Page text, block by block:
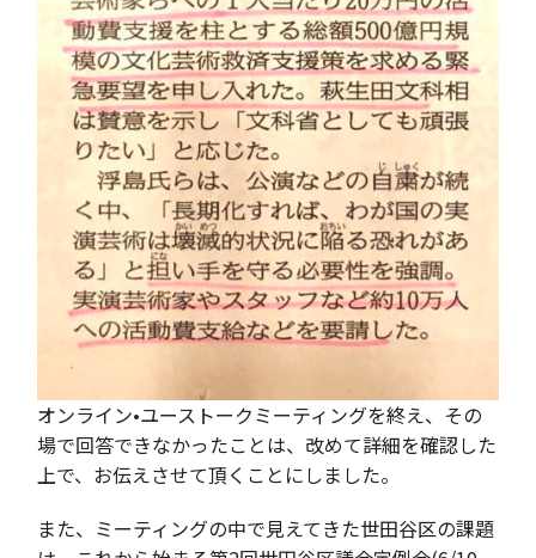
オンライン•ユーストークミーティングを終え、その
場で回答できなかったことは、改めて詳細を確認した
上で、お伝えさせて頂くことにしました。
また、ミーティングの中で見えてきた世田谷区の課題